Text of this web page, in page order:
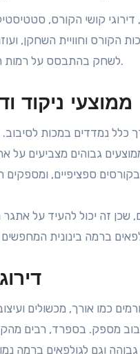
דירוגי קושי הקורס,
וחוויית השחקן,
לשחק בהתבסס על רמות הכישרון וההעדפות שלהם.
ממוצעי ניקוד
נמדדים במכות לסיבוב.
גבוהים מצביעים על
זה יכול להעיד על אתגר
אורך, מכשולים ועיצוב
מספק. בספרד, רבים